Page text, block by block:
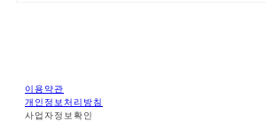
이용약관
개인정보처리방침
사업자정보확인